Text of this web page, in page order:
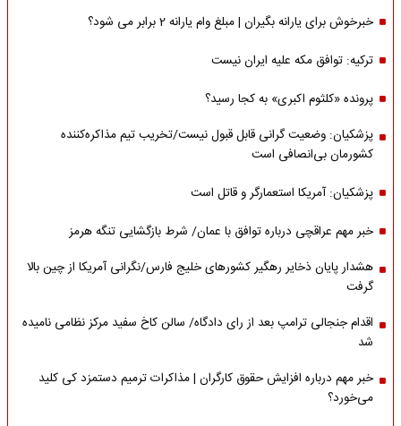
خبرخوش برای یارانه بگیران | مبلغ وام یارانه 2 برابر می شود؟
ترکیه: توافق مکه علیه ایران نیست
پرونده «کلثوم اکبری» به کجا رسید؟
پزشکیان: وضعیت گرانی قابل قبول نیست/تخریب تیم مذاکره‌کننده
کشورمان بی‌انصافی است
پزشکیان: آمریکا استعمارگر و قاتل است
خبر مهم عراقچی درباره توافق با عمان/ شرط بازگشایی تنگه هرمز
هشدار پایان ذخایر رهگیر کشورهای خلیج فارس/نگرانی آمریکا از چین بالا
گرفت
اقدام جنجالی ترامپ بعد از رای دادگاه/ سالن کاخ سفید مرکز نظامی نامیده
شد
خبر مهم درباره افزایش حقوق کارگران | مذاکرات ترمیم دستمزد کی کلید
می‌خورد؟